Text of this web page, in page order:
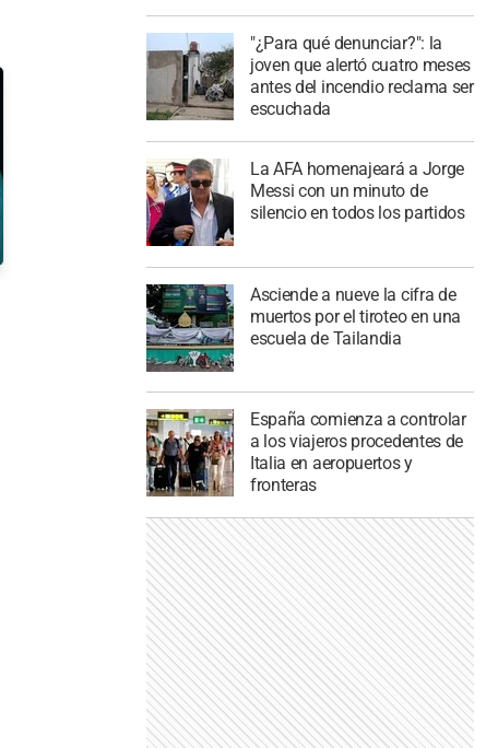
"¿Para qué denunciar?": la
joven que alertó cuatro meses
antes del incendio reclama ser
escuchada
La AFA homenajeará a Jorge
Messi con un minuto de
silencio en todos los partidos
Asciende a nueve la cifra de
muertos por el tiroteo en una
escuela de Tailandia
España comienza a controlar
a los viajeros procedentes de
Italia en aeropuertos y
fronteras